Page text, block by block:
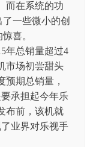
而在系统的功
一些微小的创
喜。
年总销量超过4
市场初尝甜头
预期总销量，
承担起今年乐
布前，该机就
业界对乐视手